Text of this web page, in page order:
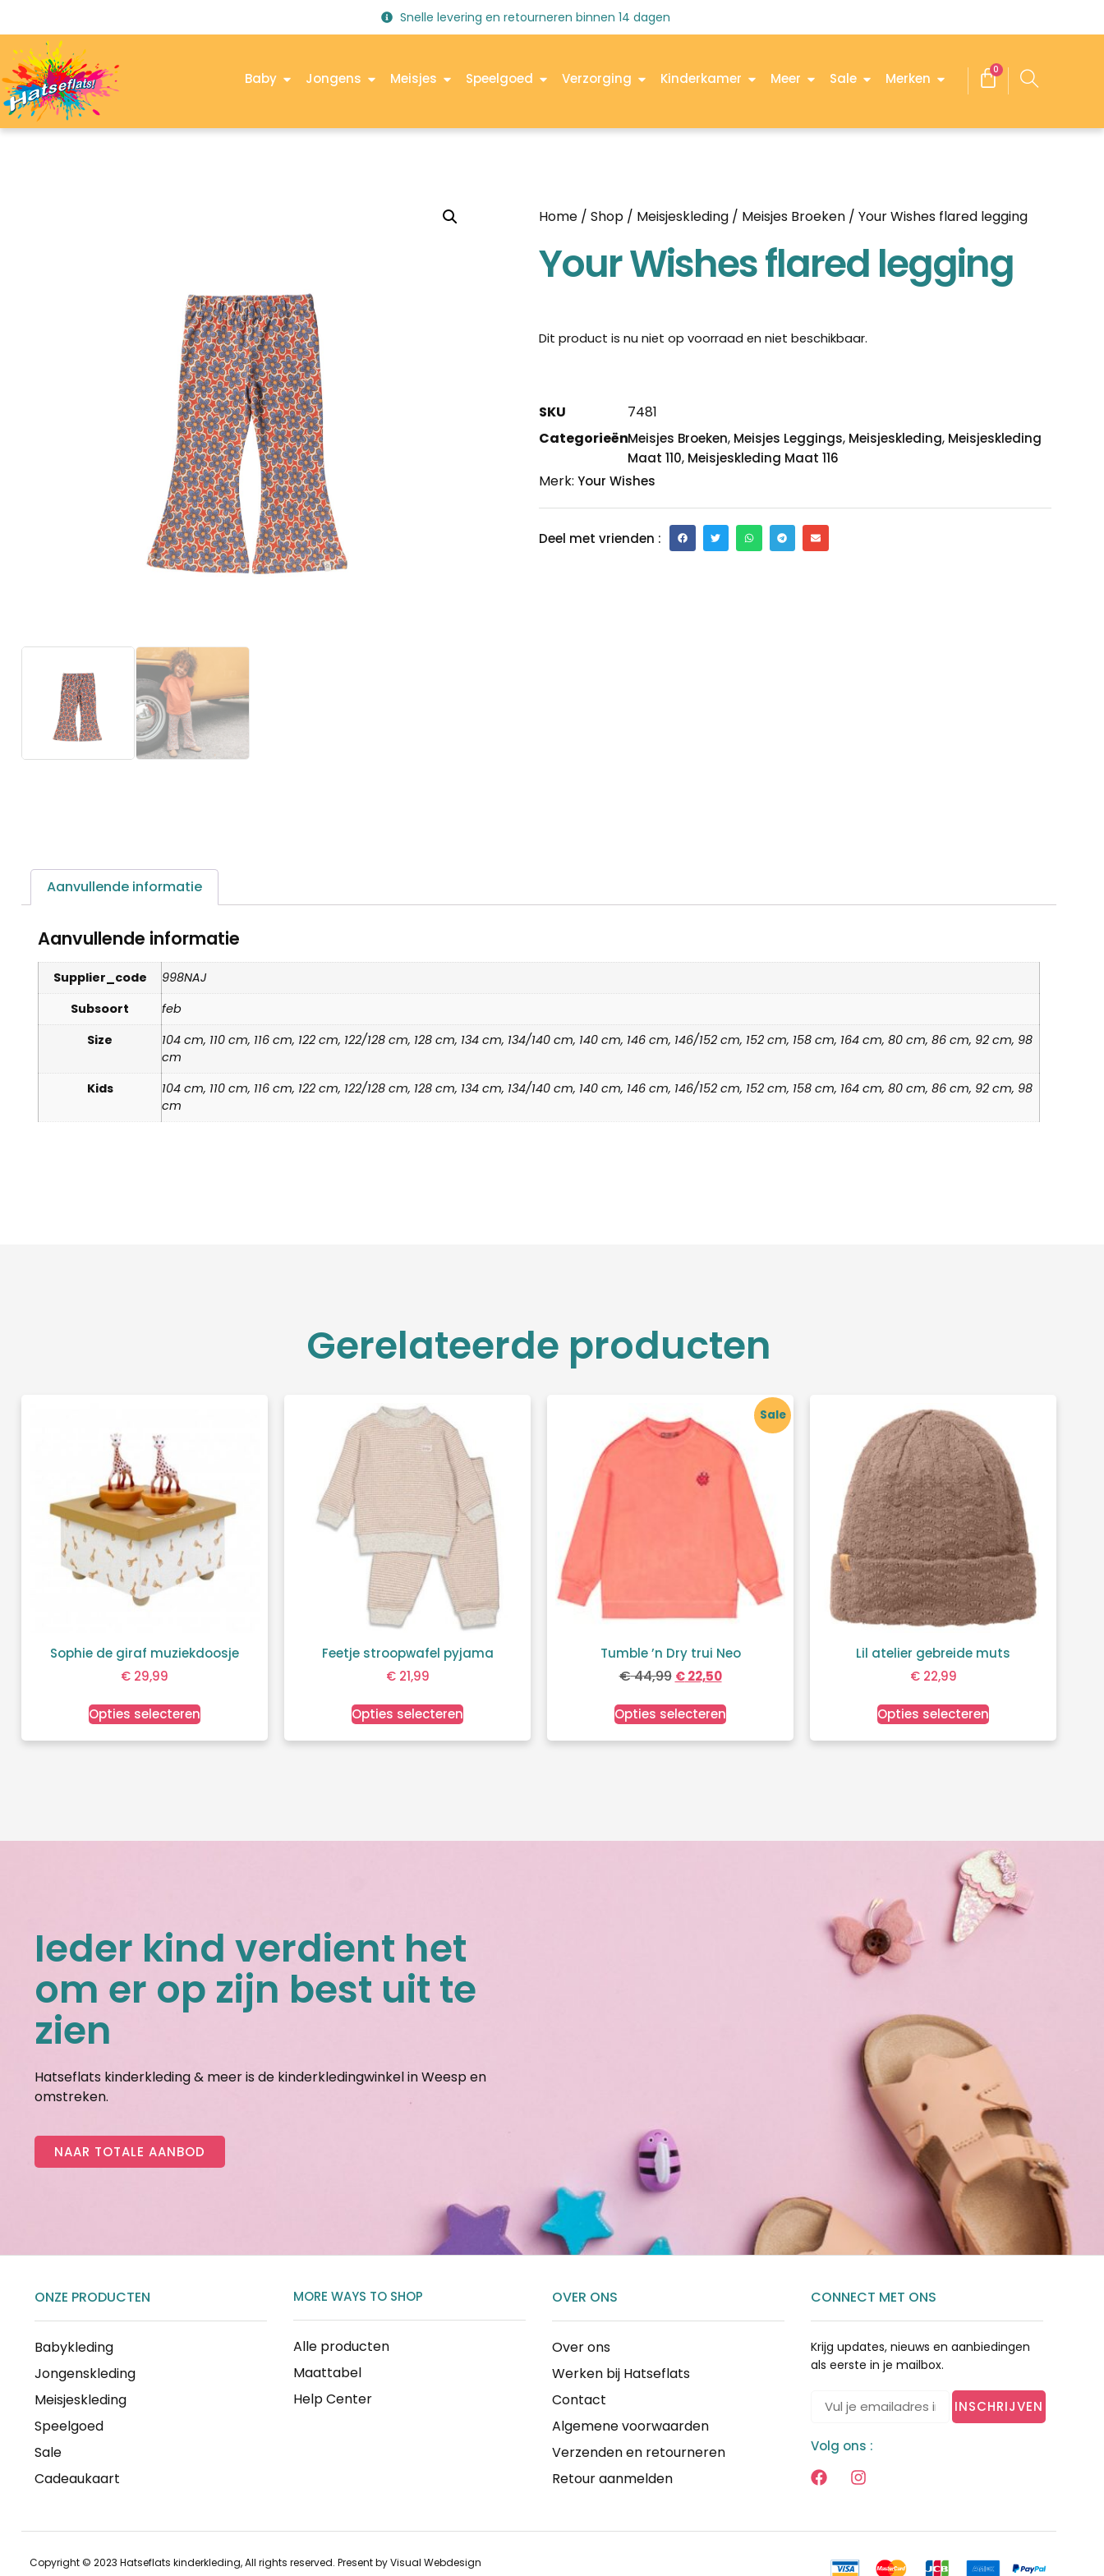
Snelle levering en retourneren binnen 14 dagen
Baby Jongens Meisjes Speelgoed Verzorging Kinderkamer Meer Sale Merken
0
Home / Shop / Meisjeskleding / Meisjes Broeken / Your Wishes flared legging
Your Wishes flared legging
Dit product is nu niet op voorraad en niet beschikbaar.
SKU
7481
CategorieënMeisjes Broeken, Meisjes Leggings, Meisjeskleding, Meisjeskleding
Maat 110, Meisjeskleding Maat 116
Merk: Your Wishes
Deel met vrienden :
Aanvullende informatie
Aanvullende informatie
Supplier_code
998NAJ
Subsoort
feb
Size
104 cm, 110 cm, 116 cm, 122 cm, 122/128 cm, 128 cm, 134 cm, 134/140 cm, 140 cm, 146 cm, 146/152 cm, 152 cm, 158 cm, 164 cm, 80 cm, 86 cm, 92 cm, 98
cm
Kids
104 cm, 110 cm, 116 cm, 122 cm, 122/128 cm, 128 cm, 134 cm, 134/140 cm, 140 cm, 146 cm, 146/152 cm, 152 cm, 158 cm, 164 cm, 80 cm, 86 cm, 92 cm, 98
cm
Gerelateerde producten
Sophie de giraf muziekdoosje
€ 29,99
Opties selecteren
Feetje stroopwafel pyjama
€21,99
Opties selecteren
Sale
Tumble ’n Dry trui Neo
€44,99 €22,50
Opties selecteren
Lil atelier gebreide muts
€22,99
Opties selecteren
Ieder kind verdient het
om er op zijn best uit te
zien
Hatseflats kinderkleding & meer is de kinderkledingwinkel in Weesp en
omstreken.
NAAR TOTALE AANBOD
ONZE PRODUCTEN
Babykleding
Jongenskleding
Meisjeskleding
Speelgoed
Sale
Cadeaukaart
MORE WAYS TO SHOP
Alle producten
Maattabel
Help Center
OVER ONS
Over ons
Werken bij Hatseflats
Contact
Algemene voorwaarden
Verzenden en retourneren
Retour aanmelden
CONNECT MET ONS
Krijg updates, nieuws en aanbiedingen
als eerste in je mailbox.
INSCHRIJVEN
Volg ons :
Copyright © 2023 Hatseflats kinderkleding, All rights reserved. Present byVisual Webdesign